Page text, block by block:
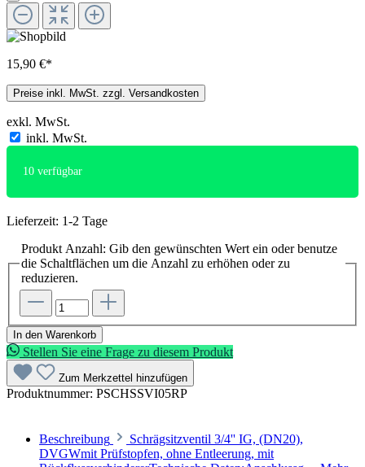
15,90 €*
Preise inkl. MwSt. zzgl. Versandkosten
exkl. MwSt.
inkl. MwSt.
10 verfügbar
Lieferzeit: 1-2 Tage
Produkt Anzahl: Gib den gewünschten Wert ein oder benutze
die Schaltflächen um die Anzahl zu erhöhen oder zu
reduzieren.
In den Warenkorb
Stellen Sie eine Frage zu diesem Produkt
Zum Merkzettel hinzufügen
Produktnummer: PSCHSSVI05RP
Beschreibung
Schrägsitzventil 3/4'' IG, (DN20),
DVGWmit Prüfstopfen, ohne Entleerung, mit